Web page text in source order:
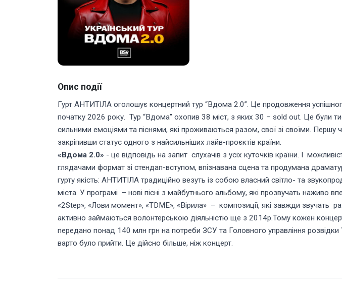
Опис події
Гурт АНТИТІЛА оголошує концертний тур “Вдома 2.0”. Це продовження
початку 2026 року. Тур “Вдома” охопив 38 міст, з яких 30 – sold out. Це були
сильними емоціями та піснями, які проживаються разом, свої зі своїми.
закріпивши статус одного з найсильніших лайв-проєктів країни.
«Вдома 2.0» - це відповідь на запит слухачів з усіх куточків країни. І
глядачами формат зі стендап-вступом, впізнавана сцена та продумана
гурту якість: АНТИТІЛА традиційно везуть із собою власний світло- та
міста. У програмі – нові пісні з майбутнього альбому, які прозвучать
«2Step», «Лови момент», «TDME», «Вірила» – композиції, які завжди
активно займаються волонтерською діяльністю ще з 2014р.Тому кожен
передано понад 140 млн грн на потреби ЗСУ та Головного управління
варто було прийти. Це дійсно більше, ніж концерт.